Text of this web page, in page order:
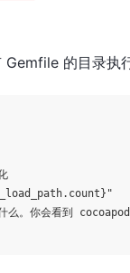
的目录执
"
么。你会看到